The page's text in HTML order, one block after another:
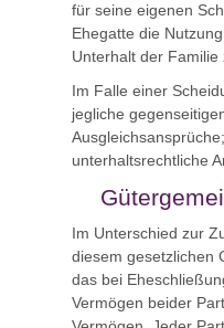
für seine eigenen
Ehegatte die
Unterhalt der Familie
Im Falle einer
jegliche
unterhaltsrechtliche
Im Unterschied zur
diesem gesetzlichen
das bei
Vermögen beider